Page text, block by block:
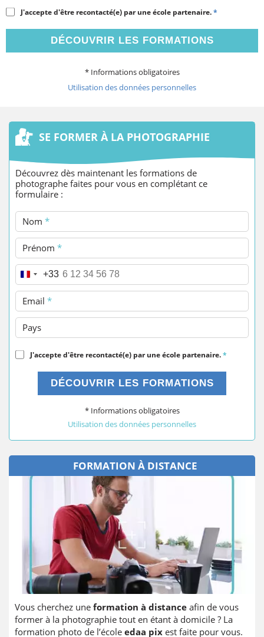
J'accepte d'être recontacté(e) par une école partenaire.*
DÉCOUVRIR LES FORMATIONS
* Informations obligatoires
Utilisation des données personnelles
SE FORMER À LA PHOTOGRAPHIE
Découvrez dès maintenant les formations de
photographe faites pour vous en complétant ce
formulaire :
Nom *
Prénom *
Téléphone *
+33
Email *
Pays
J'accepte d'être recontacté(e) par une école partenaire.*
DÉCOUVRIR LES FORMATIONS
* Informations obligatoires
Utilisation des données personnelles
FORMATION À DISTANCE
Vous cherchez une formation à distance afin de vous
former à la photographie tout en étant à domicile ? La
formation photo de l’école edaa pix est faite pour vous.